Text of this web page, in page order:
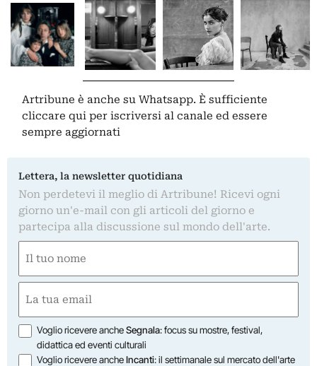
Artribune è anche su Whatsapp. È sufficiente
cliccare qui per iscriversi al canale ed essere
sempre aggiornati
Lettera, la newsletter quotidiana
Non perdetevi il meglio di Artribune! Ricevi ogni
giorno un'e-mail con gli articoli del giorno e
partecipa alla discussione sul mondo dell'arte.
(Required)
First
(Required)
Opzioni
Voglio ricevere ancheSegnala: focus su mostre, festival,
didattica ed eventi culturali
Voglio ricevere ancheIncanti: il settimanale sul mercato dell'arte